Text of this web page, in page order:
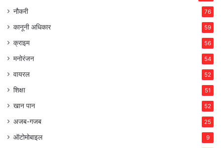
नौकरी 76
कानूनी अधिकार 59
क्राइम 56
मनोरंजन 54
वायरल 52
शिक्षा 51
खान पान 52
अजब-गजब 25
ऑटोमोबाइल 9